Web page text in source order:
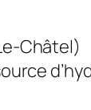
Châtel)